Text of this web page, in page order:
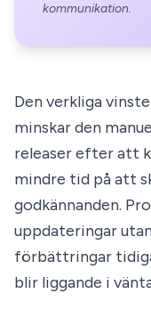
kommunikation.
Den verkliga
minskar den
releaser efter att
mindre tid på att
godkännanden.
uppdateringar
förbättringar
blir liggande i